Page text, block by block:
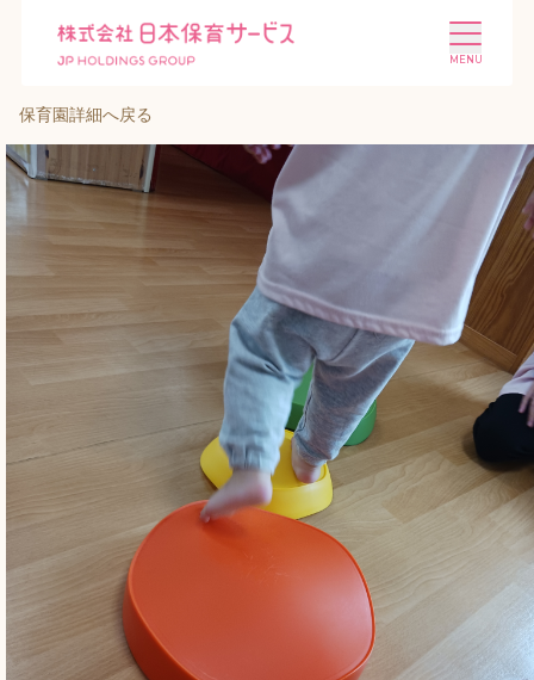
施設を探す 選ばれる理由
会社概要 ニュース
投資家情報 採用情報
ホーム
利用者の声
保育園詳細へ戻る